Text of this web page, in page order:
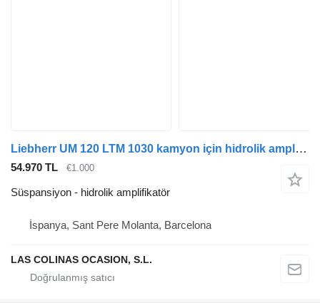
Liebherr UM 120 LTM 1030 kamyon için hidrolik amplifikatör
54.970 TL €1.000
Süspansiyon - hidrolik amplifikatör
İspanya, Sant Pere Molanta, Barcelona
LAS COLINAS OCASION, S.L.